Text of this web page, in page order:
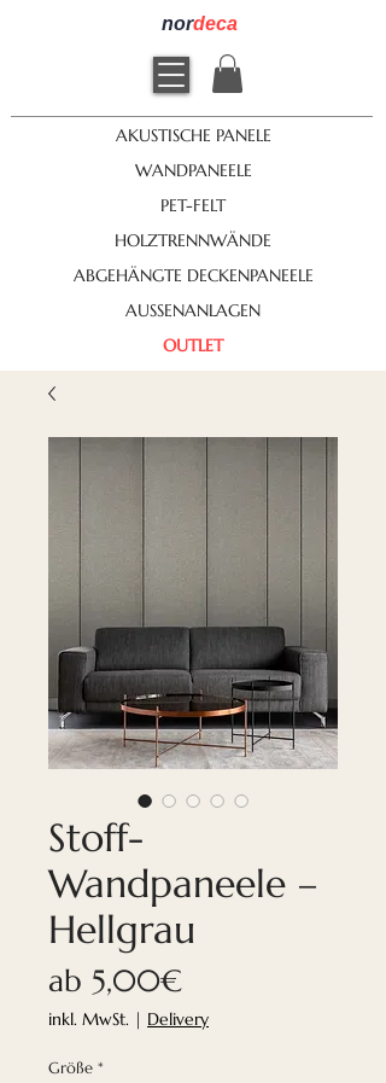
nordeca
AKUSTISCHE PANELE
WANDPANEELE
PET-FELT
HOLZTRENNWÄNDE
ABGEHÄNGTE DECKENPANEELE
AUSSENANLAGEN
OUTLET
Stoff-
Wandpaneele –
Hellgrau
ab 5,00€Sale-
Preis
inkl. MwSt. | Delivery
Größe *